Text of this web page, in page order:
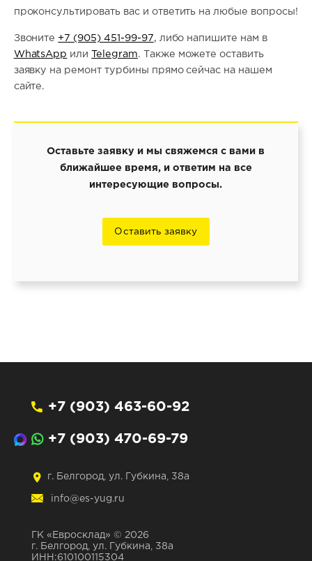
проконсультировать вас и ответить на любые вопросы!
Звоните +7 (905) 451-99-97, либо напишите нам в
WhatsApp илиTelegram. Также можете оставить
заявку на ремонт турбины прямо сейчас на нашем
сайте.
Оставьте заявку и мы свяжемся с вами в
ближайшее время, и ответим на все
интересующие вопросы.
Оставить заявку
+7 (903) 463-60-92
+7 (903) 470-69-79
г. Белгород, ул. Губкина, 38а
info@es-yug.ru
ГК «Евросклад» © 2026
г. Белгород, ул. Губкина, 38а
ИНН:610100115304